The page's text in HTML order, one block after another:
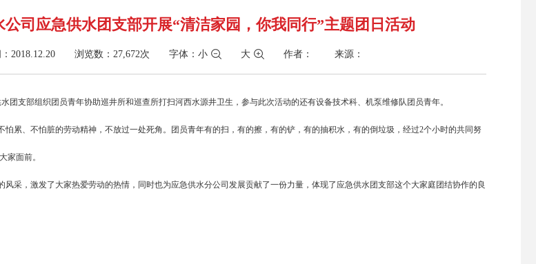
公司应急供水团支部开展“清洁家园，你我同行”主题团日活动
：2018.12.20 浏览数：27,672次 字体： 小 大 作者： 来源：
团支部组织团员青年协助巡井所和巡查所打扫河西水源井卫生，参与此次活动的还有设备技术科、机泵维修队团员青年。
怕累、不怕脏的劳动精神，不放过一处死角。团员青年有的扫，有的擦，有的铲，有的抽积水，有的倒垃圾，经过2个小时的共同努
家面前。
风采，激发了大家热爱劳动的热情，同时也为应急供水分公司发展贡献了一份力量，体现了应急供水团支部这个大家庭团结协作的良